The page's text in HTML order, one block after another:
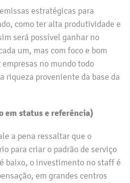
estratégicas para
como ter alta produtividade e
será possível ganhar no
um, mas com foco e bom
no mundo todo
riqueza proveniente da base da
em status e referência)
a pena ressaltar que o
para criar o padrão de serviço
baixo, o investimento no staff é
em grandes centros